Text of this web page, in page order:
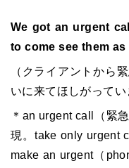
We got an urgent
to come see them
（クライアントから
いに来てほしがってい
＊an urgent call（緊
現。take only urgent
make an urgent（